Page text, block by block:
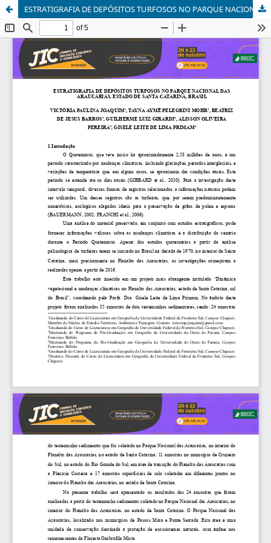
ESTRATIGRAFIA DE DEPÓSITOS TURFOSOS NO PARQUE NACIONAL DAS ARAUCÁRIAS, ESTADO DE SANTA CATARINA, BRASIL